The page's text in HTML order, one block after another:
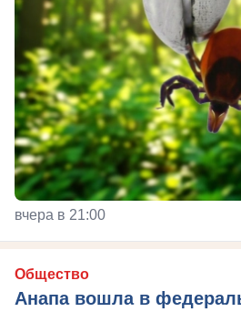
вчера в 21:00
Общество
Анапа вошла в